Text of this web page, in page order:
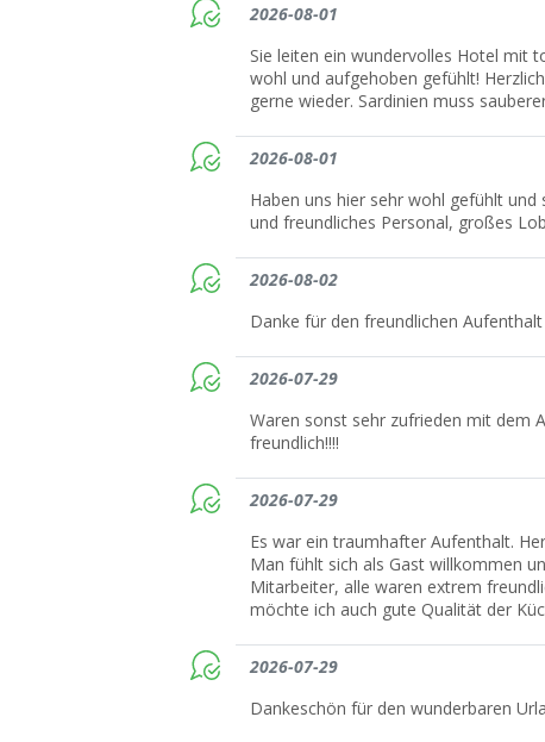
2026-08-01
Sie leiten ein wundervolles Hotel mit
wohl und aufgehoben gefühlt!
gerne wieder. Sardinien muss
2026-08-01
Haben uns hier sehr wohl gefühlt
und freundliches Personal, großes
2026-08-02
Danke für den freundlichen Aufenthalt
2026-07-29
Waren sonst sehr zufrieden mit dem
freundlich!!!!
2026-07-29
Es war ein traumhafter Aufenthalt.
Man fühlt sich als Gast willkommen
Mitarbeiter, alle waren extrem
möchte ich auch gute Qualität der
2026-07-29
Dankeschön für den wunderbaren